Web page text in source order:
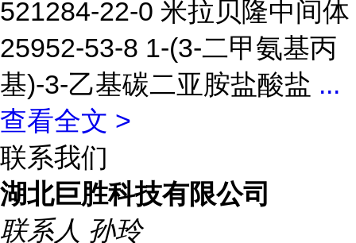
521284-22-0 米拉贝隆中间体
25952-53-8 1-(3-二甲氨基丙
基)-3-乙基碳二亚胺盐酸盐 ...
查看全文 >
联系我们
湖北巨胜科技有限公司
联系人 孙玲